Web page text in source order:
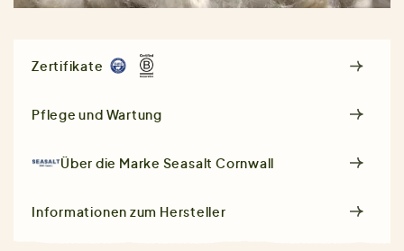
Zertifikate
Pflege und Wartung
Über die Marke Seasalt Cornwall
Informationen zum Hersteller